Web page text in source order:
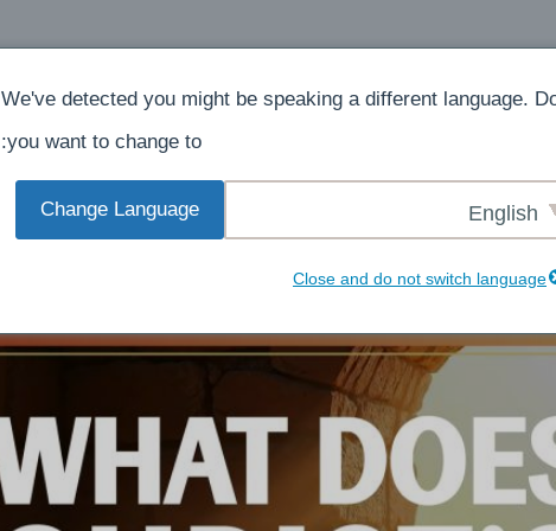
الصفحة الرئيسية حول يعطى
We've detected you might be speaking a different language.
you want to change to:
English
Change Language
Close and do not switch language